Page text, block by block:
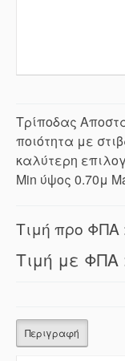
Τρίποδας
ποιότητα με
καλύτερη
Min ύψος 0.70μ
Τιμή προ ΦΠΑ
Τιμή με ΦΠΑ
Περιγραφή